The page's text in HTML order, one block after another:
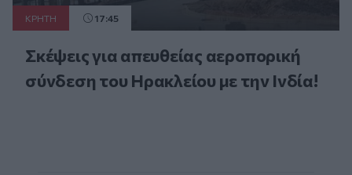
ΚΡΗΤΗ 17:45
Σκέψεις για απευθείας αεροπορική
σύνδεση του Ηρακλείου με την Ινδία!